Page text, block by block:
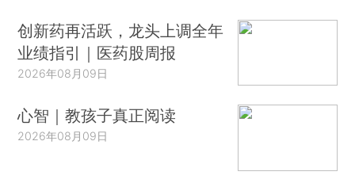
创新药再活跃，龙头上调全年
业绩指引｜医药股周报
2026年08月09日
心智｜教孩子真正阅读
2026年08月09日